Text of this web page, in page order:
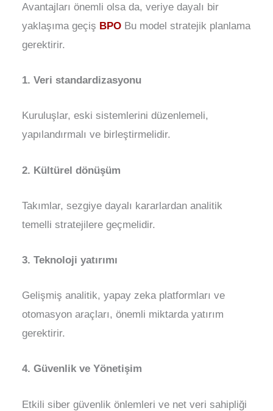
Avantajları önemli olsa da, veriye dayalı bir
yaklaşıma geçiş BPO Bu model stratejik planlama
gerektirir.
1. Veri standardizasyonu
Kuruluşlar, eski sistemlerini düzenlemeli,
yapılandırmalı ve birleştirmelidir.
2. Kültürel dönüşüm
Takımlar, sezgiye dayalı kararlardan analitik
temelli stratejilere geçmelidir.
3. Teknoloji yatırımı
Gelişmiş analitik, yapay zeka platformları ve
otomasyon araçları, önemli miktarda yatırım
gerektirir.
4. Güvenlik ve Yönetişim
Etkili siber güvenlik önlemleri ve net veri sahipliği